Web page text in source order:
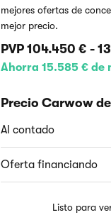
mejores ofertas de
mejor precio.
PVP104.450 € -
Ahorra 15.585 € de
Precio Carwow
Al contado
Oferta financiando
Listo para